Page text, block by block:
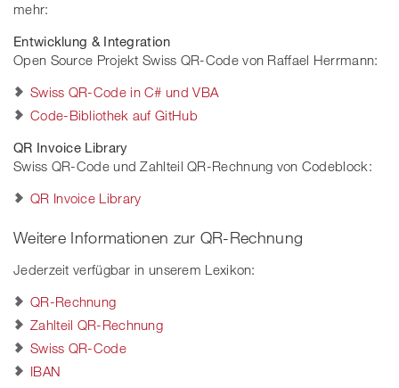
mehr:
Entwicklung & Integration
Open Source Projekt Swiss QR-Code von Raffael Herrmann:
Swiss QR-Code in C# und VBA
Code-Bibliothek auf GitHub
QR Invoice Library
Swiss QR-Code und Zahlteil QR-Rechnung von Codeblock:
QR Invoice Library
Weitere Informationen zur QR-Rechnung
Jederzeit verfügbar in unserem Lexikon:
QR-Rechnung
Zahlteil QR-Rechnung
Swiss QR-Code
IBAN